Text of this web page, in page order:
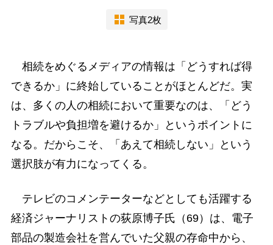
写真2枚
相続をめぐるメディアの情報は「どうすれば得
できるか」に終始していることがほとんどだ。実
は、多くの人の相続において重要なのは、「どう
トラブルや負担増を避けるか」というポイントに
なる。だからこそ、「あえて相続しない」という
選択肢が有力になってくる。
テレビのコメンテーターなどとしても活躍する
経済ジャーナリストの荻原博子氏（69）は、電子
部品の製造会社を営んでいた父親の存命中から、